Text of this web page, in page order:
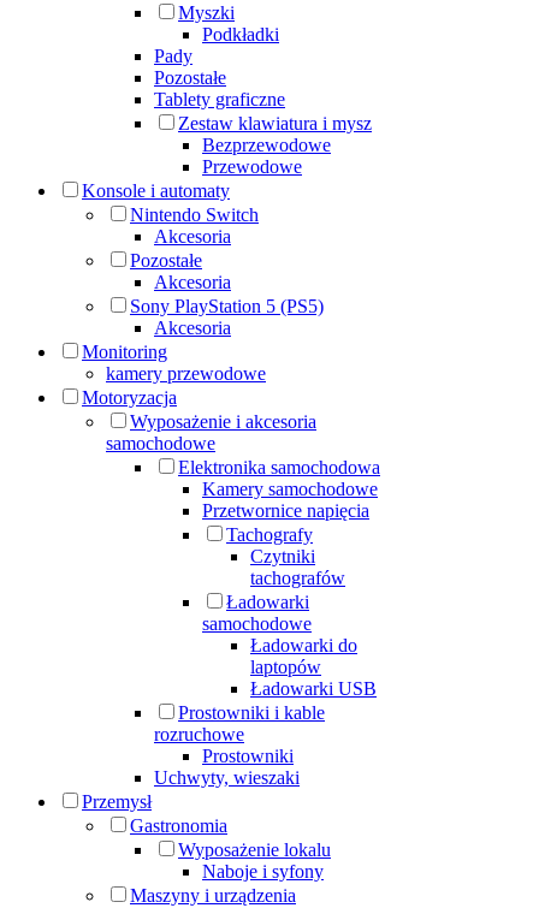
Myszki
Podkładki
Pady
Pozostałe
Tablety graficzne
Zestaw klawiatura i mysz
Bezprzewodowe
Przewodowe
Konsole i automaty
Nintendo Switch
Akcesoria
Pozostałe
Akcesoria
Sony PlayStation 5 (PS5)
Akcesoria
Monitoring
kamery przewodowe
Motoryzacja
Wyposażenie i akcesoria
samochodowe
Elektronika samochodowa
Kamery samochodowe
Przetwornice napięcia
Tachografy
Czytniki
tachografów
Ładowarki
samochodowe
Ładowarki do
laptopów
Ładowarki USB
Prostowniki i kable
rozruchowe
Prostowniki
Uchwyty, wieszaki
Przemysł
Gastronomia
Wyposażenie lokalu
Naboje i syfony
Maszyny i urządzenia